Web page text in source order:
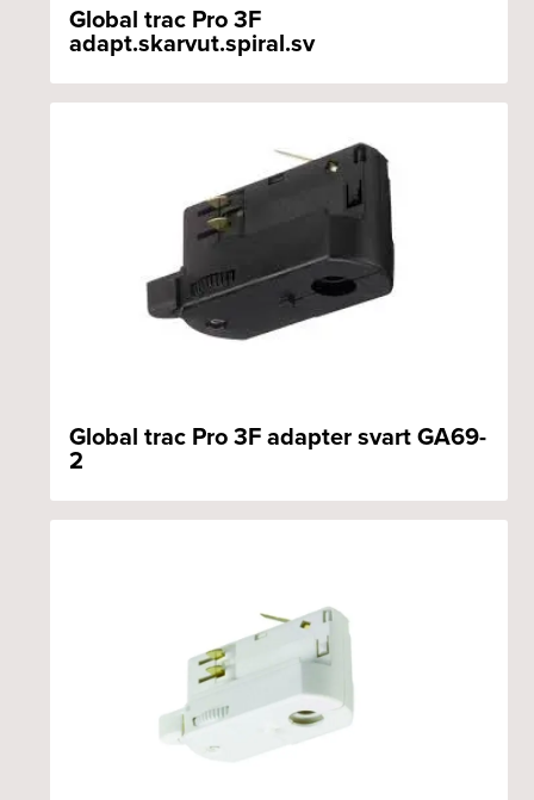
Global trac Pro 3F
adapt.skarvut.spiral.sv
Global trac Pro 3F adapter svart GA69-
2